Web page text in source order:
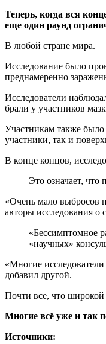
Теперь, когда вся
еще один раунд
В любой стране мира.
Исследование было
преднамеренно
Исследователи
брали у участников
Участникам также было
участники, так и
В конце концов,
Это означает,
«Очень мало выбросов
авторы исследования о
«Бессимптомное
«научных»
«Многие
добавил другой.
Почти все, что
Многие всё уже и так
Источники: